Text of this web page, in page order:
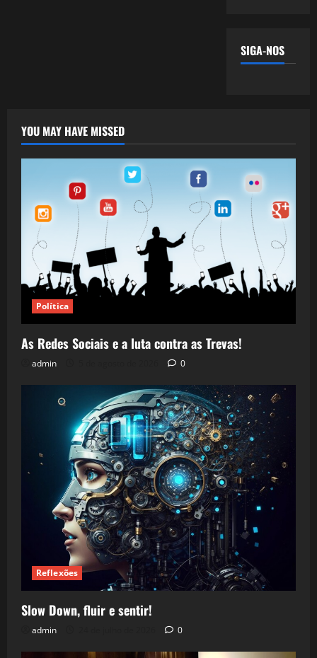
SIGA-NOS
YOU MAY HAVE MISSED
Política
As Redes Sociais e a luta contra as Trevas!
admin 0
Reflexões
Slow Down, fluir e sentir!
admin 0